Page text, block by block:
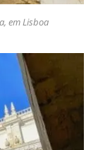
em Lisboa